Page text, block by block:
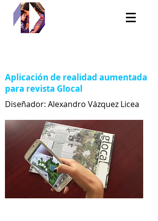
Aplicación de realidad aumentada
para revista Glocal
Diseñador: Alexandro Vázquez Licea